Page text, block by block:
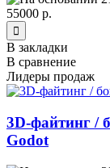
55000 р.
В закладки
В сравнение
Лидеры продаж
3D-файтинг /
Godot